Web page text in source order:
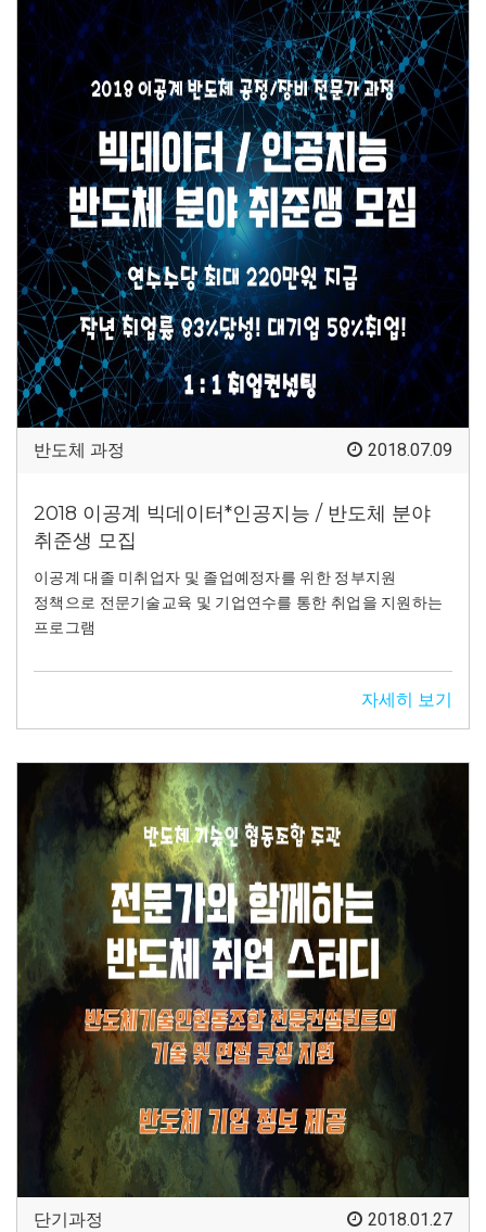
반도체 과정 2018.07.09
2018 이공계 빅데이터*인공지능 / 반도체 분야
취준생 모집
이공계 대졸 미취업자 및 졸업예정자를 위한 정부지원
정책으로 전문기술교육 및 기업연수를 통한 취업을 지원하는
프로그램
자세히 보기
단기과정 2018.01.27